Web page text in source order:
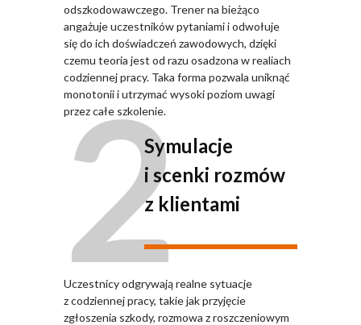
odszkodowawczego. Trener na bieżąco
angażuje uczestników pytaniami i odwołuje
się do ich doświadczeń zawodowych, dzięki
czemu teoria jest od razu osadzona w realiach
codziennej pracy. Taka forma pozwala uniknąć
monotonii i utrzymać wysoki poziom uwagi
przez całe szkolenie.
2Symulacje
i scenki rozmów
z klientami
Uczestnicy odgrywają realne sytuacje
z codziennej pracy, takie jak przyjęcie
zgłoszenia szkody, rozmowa z roszczeniowym